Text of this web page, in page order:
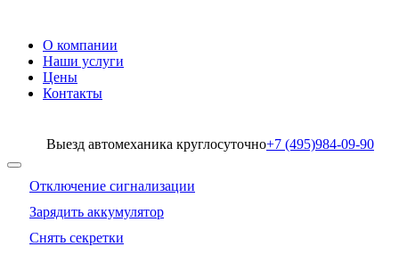
О компании
Наши услуги
Цены
Контакты
Выезд автомеханика круглосуточно+7 (495)984-09-90
Отключение сигнализации
Зарядить аккумулятор
Снять секретки